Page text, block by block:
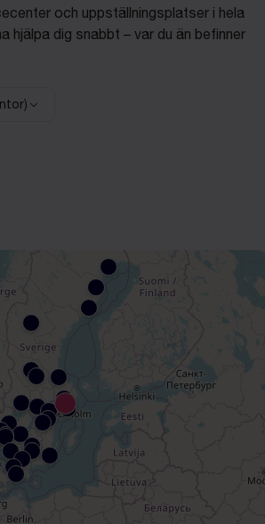
och uppställningsplatser i hela
hjälpa dig snabbt – var du än befinner